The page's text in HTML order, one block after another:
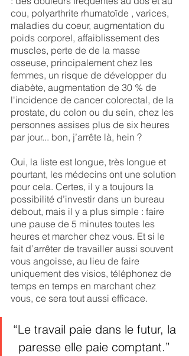
cou, polyarthrite rhumatoïde , varices,
maladies du coeur, augmentation du
poids corporel, affaiblissement des
muscles, perte de de la masse
osseuse, principalement chez les
femmes, un risque de développer du
diabète, augmentation de 30 % de
l'incidence de cancer colorectal, de la
prostate, du colon ou du sein, chez les
personnes assises plus de six heures
par jour... bon, j’arrête là, hein ?
Oui, la liste est longue, très longue et
pourtant, les médecins ont une solution
pour cela. Certes, il y a toujours la
possibilité d’investir dans un bureau
debout, mais il y a plus simple : faire
une pause de 5 minutes toutes les
heures et marcher chez vous. Et si le
fait d’arrêter de travailler aussi souvent
vous angoisse, au lieu de faire
uniquement des visios, téléphonez de
temps en temps en marchant chez
vous, ce sera tout aussi efficace.
“Le travail paie dans le futur, la
paresse elle paie comptant.”